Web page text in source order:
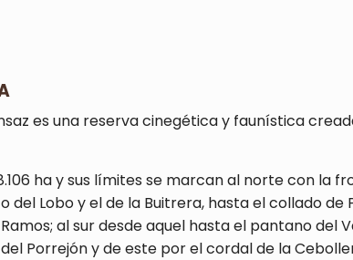
es una reserva cinegética y faunística
ha y sus límites se marcan al norte con la
del Lobo y el de la Buitrera, hasta el collado
al sur desde aquel hasta el pantano
Porrejón y de este por el cordal de la